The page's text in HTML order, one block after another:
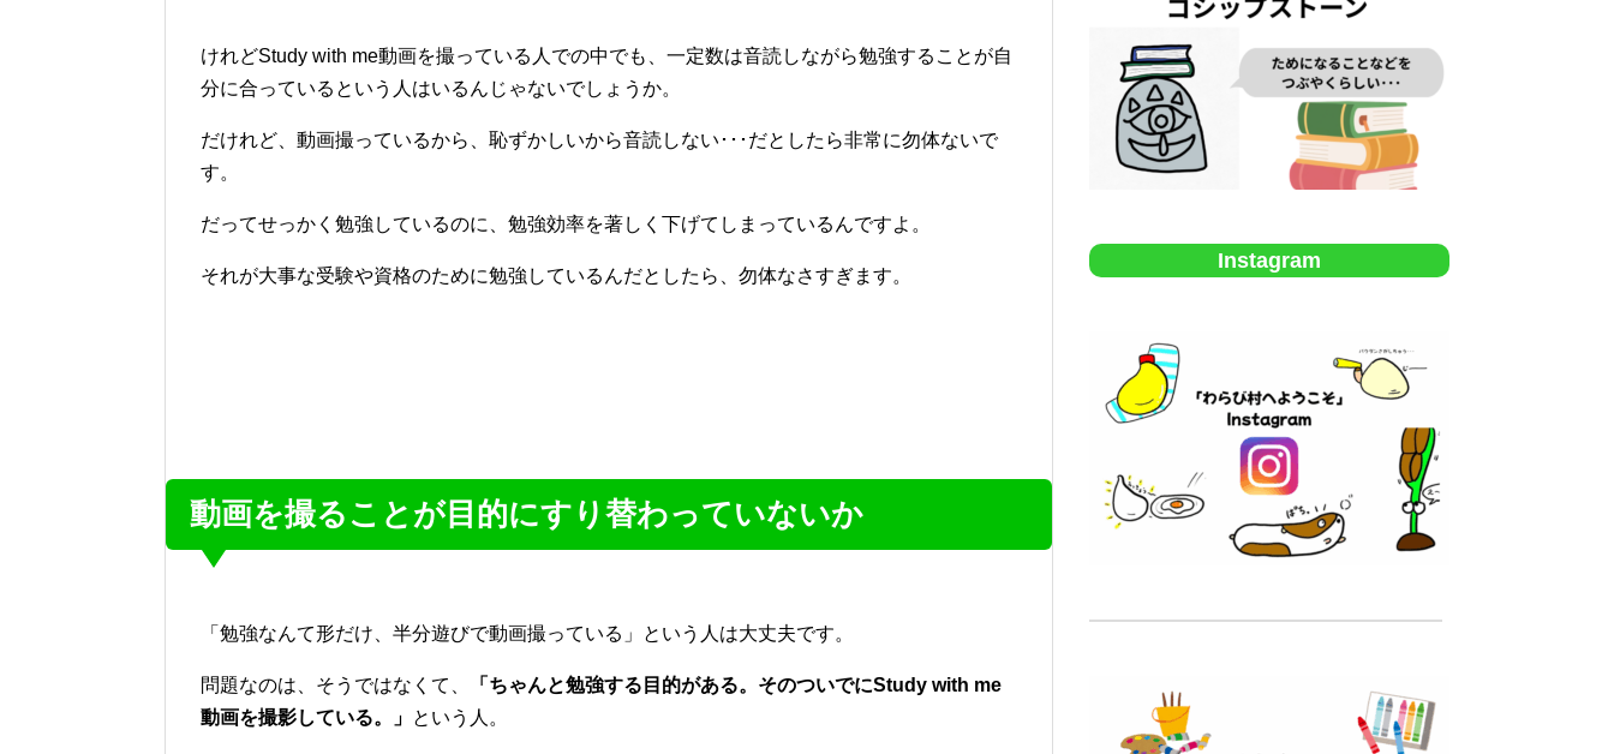
けれどStudy with me動画を撮っている人での中でも、一定数は音読しながら勉強することが自
分に合っているという人はいるんじゃないでしょうか。
だけれど、動画撮っているから、恥ずかしいから音読しない･･･だとしたら非常に勿体ないで
す。
だってせっかく勉強しているのに、勉強効率を著しく下げてしまっているんですよ。
それが大事な受験や資格のために勉強しているんだとしたら、勿体なさすぎます。
動画を撮ることが目的にすり替わっていないか
「勉強なんて形だけ、半分遊びで動画撮っている」という人は大丈夫です。
問題なのは、そうではなくて、
「ちゃんと勉強する目的がある。そのついでにStudy with me
動画を撮影している。」 という人。
Instagram